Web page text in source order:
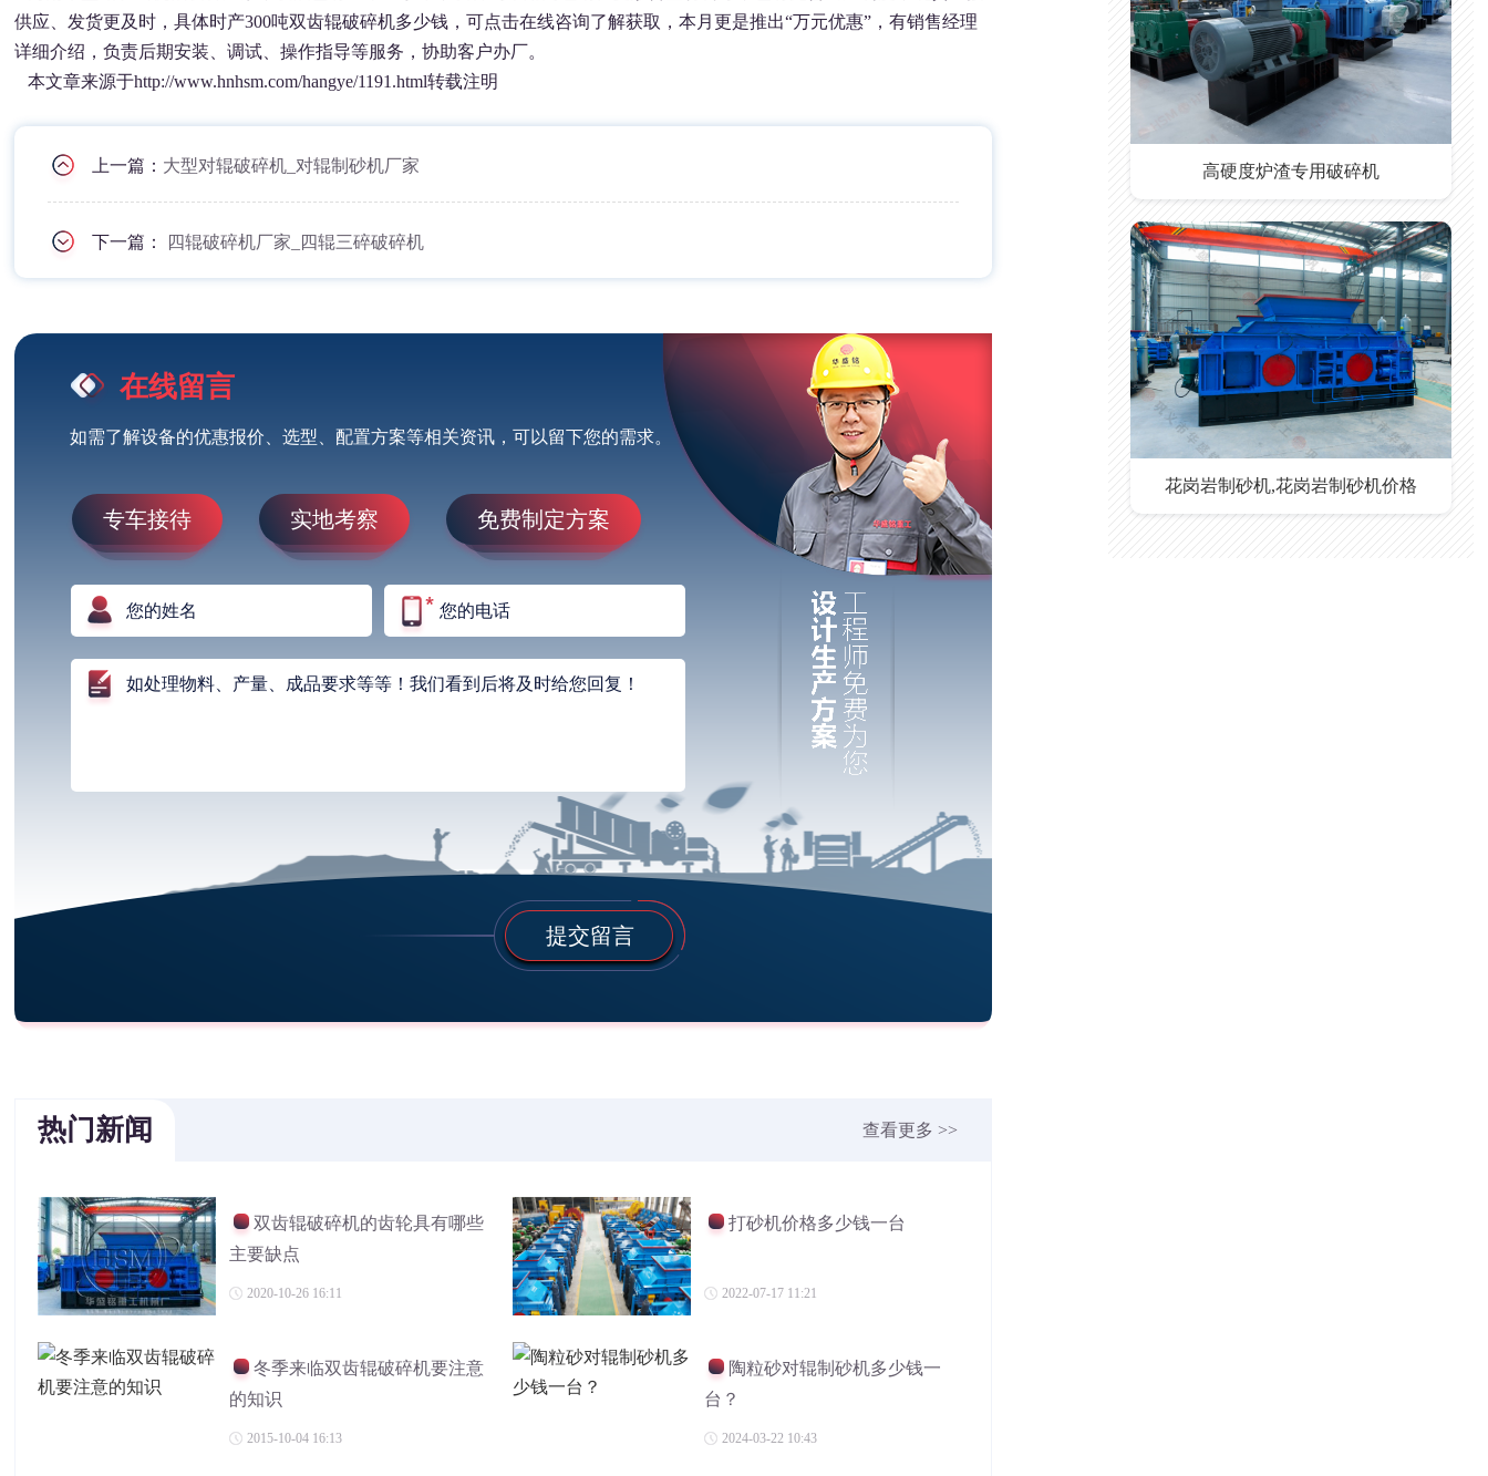
供应、发货更及时，具体时产300吨双齿辊破碎机多少钱，可点击在线咨询了解获取，本月更是推出“万元优惠”，有销售经理
详细介绍，负责后期安装、调试、操作指导等服务，协助客户办厂。
本文章来源于http://www.hnhsm.com/hangye/1191.html转载注明
上一篇： 大型对辊破碎机_对辊制砂机厂家
下一篇： 四辊破碎机厂家_四辊三碎破碎机
在线留言
如需了解设备的优惠报价、选型、配置方案等相关资讯，可以留下您的需求。
专车接待 实地考察 免费制定方案
提交留言
热门新闻 查看更多 >>
双齿辊破碎机的齿轮具有哪些
主要缺点
2020-10-26 16:11
打砂机价格多少钱一台
2022-07-17 11:21
冬季来临双齿辊破碎机要注意
的知识
2015-10-04 16:13
陶粒砂对辊制砂机多少钱一
台？
2024-03-22 10:43
高硬度炉渣专用破碎机
花岗岩制砂机,花岗岩制砂机价格